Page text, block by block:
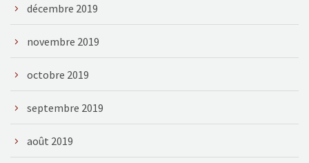
décembre 2019
novembre 2019
octobre 2019
septembre 2019
août 2019